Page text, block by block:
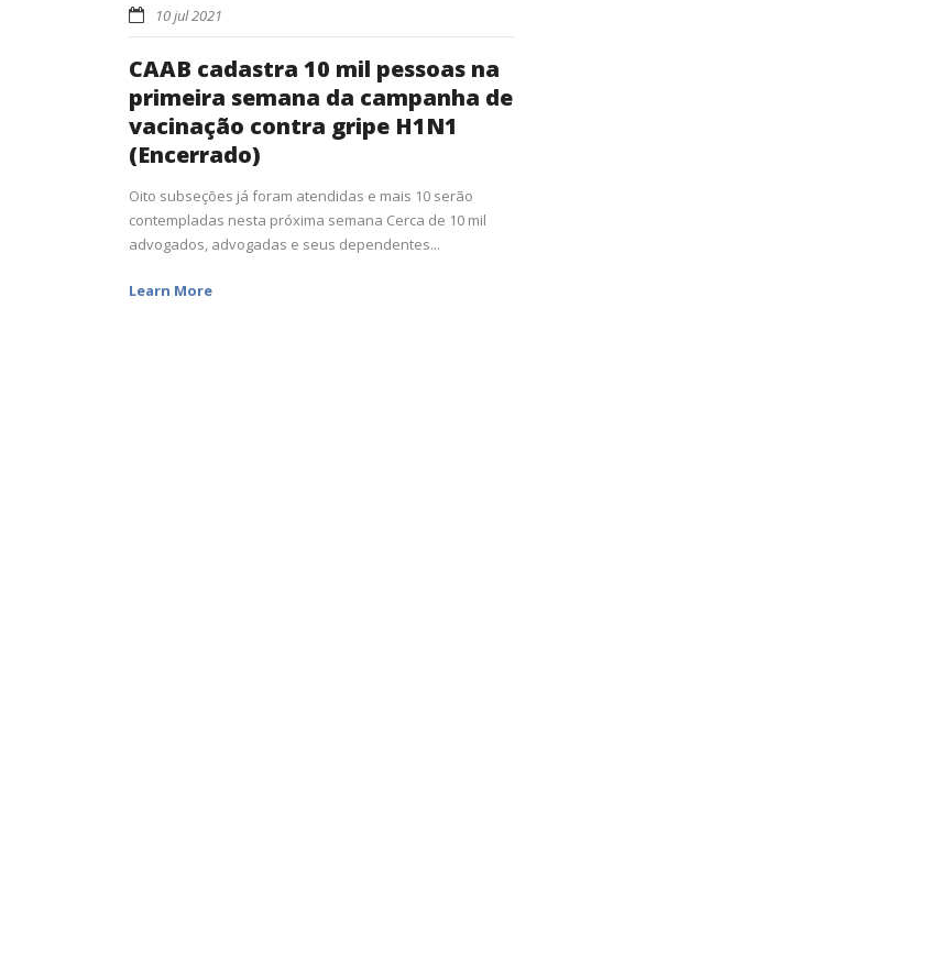
10 jul 2021
CAAB cadastra 10 mil pessoas na
primeira semana da campanha de
vacinação contra gripe H1N1
(Encerrado)
Oito subseções já foram atendidas e mais 10 serão
contempladas nesta próxima semana Cerca de 10 mil
advogados, advogadas e seus dependentes...
Learn More